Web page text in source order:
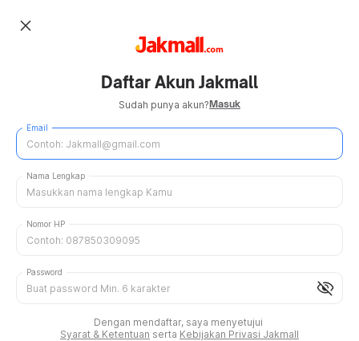
close
Daftar Akun Jakmall
Sudah punya akun?Masuk
Email
Nama Lengkap
Nomor HP
visibility_off
Password
Dengan mendaftar, saya menyetujui
Syarat & Ketentuan serta Kebijakan Privasi Jakmall